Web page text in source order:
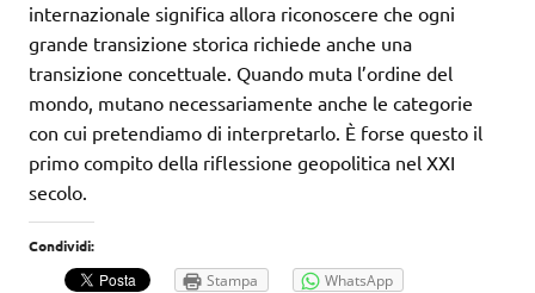
internazionale significa allora riconoscere che ogni
grande transizione storica richiede anche una
transizione concettuale. Quando muta l’ordine del
mondo, mutano necessariamente anche le categorie
con cui pretendiamo di interpretarlo. È forse questo il
primo compito della riflessione geopolitica nel XXI
secolo.
Condividi:
Stampa
WhatsApp